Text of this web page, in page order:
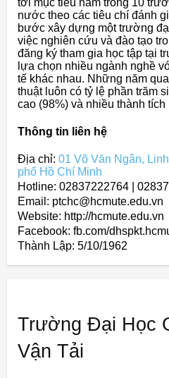
nước theo các tiêu chí đánh
bước xây dựng một trường
việc nghiên cứu và đào tạo
đăng ký tham gia học tập tại
lựa chọn nhiều ngành nghề
tế khác nhau. Những năm
thuật luôn có tỷ lệ phần trăm
cao (98%) và nhiều thành
Thông tin liên hệ
Địa chỉ: 01 Võ Văn Ngân,
phố Hồ Chí Minh
Hotline: 02837222764 |
Email: ptchc@hcmute.edu.vn
Website: http://hcmute.edu.vn
Facebook: fb.com/
Thành Lập: 5/10/1962
Trường Đại Học
Vận Tải